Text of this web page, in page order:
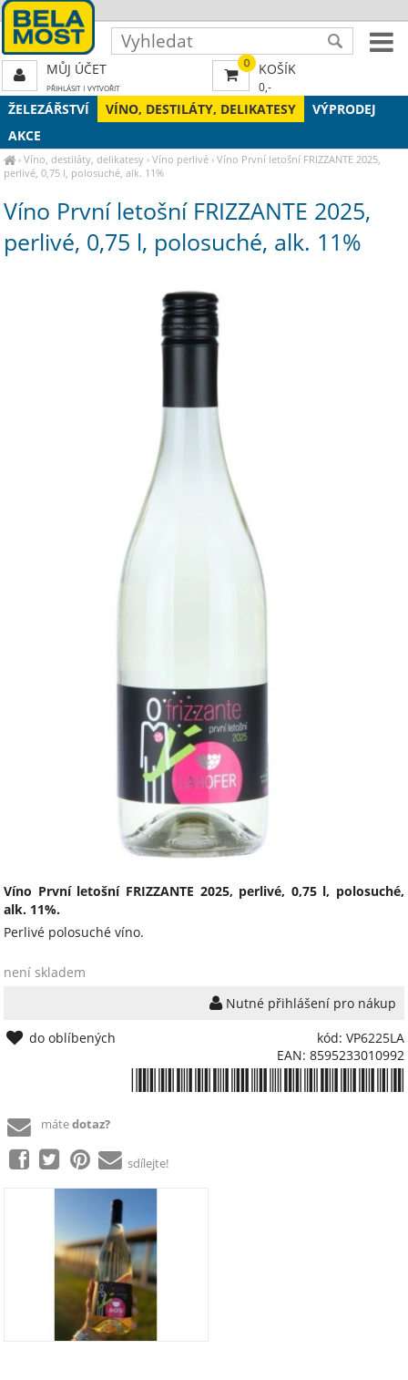
ŽELEZÁŘSTVÍ VÍNO, DESTILÁTY, DELIKATESY
VÝPRODEJ
AKCE
›Víno, destiláty, delikatesy ›Víno perlivé ›Víno První letošní FRIZZANTE 2025,
perlivé, 0,75 l, polosuché, alk. 11%
Víno První letošní FRIZZANTE 2025,
perlivé, 0,75 l, polosuché, alk. 11%
Víno První letošní FRIZZANTE 2025, perlivé, 0,75 l, polosuché,
alk. 11%.
Perlivé polosuché víno.
není skladem
Nutné přihlášení pro nákup
kód: VP6225LA
EAN: 8595233010992
do oblíbených
mátedotaz?
sdílejte!
0 KOŠÍK
0,-
MŮJ ÚČET
PŘIHLÁSIT| VYTVOŘIT